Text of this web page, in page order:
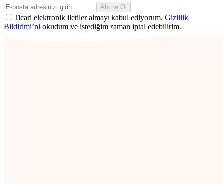
Abone Ol
Ticari elektronik iletiler almayı kabul ediyorum. Gizlilik
Bildirimi’ni okudum ve istediğim zaman iptal edebilirim.